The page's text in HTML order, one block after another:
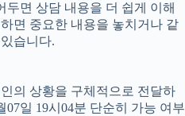
두면 상담 내용을 더 쉽게 이해
면 중요한 내용을 놓치거나 같
습니다.
의 상황을 구체적으로 전달하
07일 19시04분 단순히 가능 여부